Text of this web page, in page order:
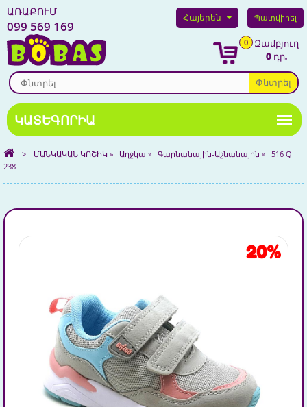
ԱՌԱՔՈՒՄ
099 569 169
Հայերեն Պատվիրել
Փնտրել
0
Զամբյուղ
0 դր.
> ՄԱՆԿԱԿԱՆ ԿՈՇԻԿ » Աղջկա » Գարնանային-Աշնանային » 516 Q
238
20%